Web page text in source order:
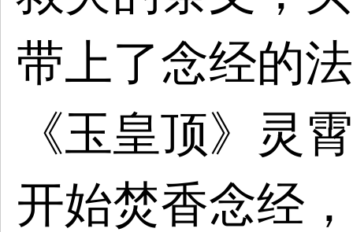
带上了念经的
《玉皇顶》灵
开始焚香念经